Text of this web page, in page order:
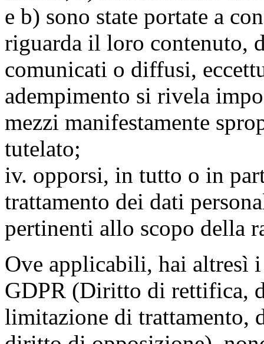
e b) sono state portate a
riguarda il loro contenuto,
comunicati o diffusi,
adempimento si rivela
mezzi manifestamente
tutelato;
iv. opporsi, in tutto o in
trattamento dei dati
pertinenti allo scopo della
Ove applicabili, hai
GDPR (Diritto di rettifica,
limitazione di trattamento,